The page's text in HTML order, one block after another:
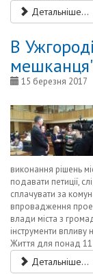
Детальніше...
В
15 березня 2017
виконання рішень
подавати петиції,
сплачувати за
впровадження
влади міста з
інструменти
Життя для понад
Детальніше...